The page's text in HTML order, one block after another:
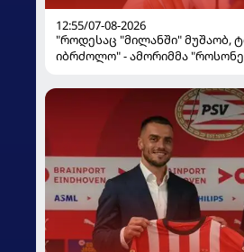
12:55/07-08-2026
"როდესაც "მილანში" მუშაობ,
იბრძოლო" - ამორიმმა